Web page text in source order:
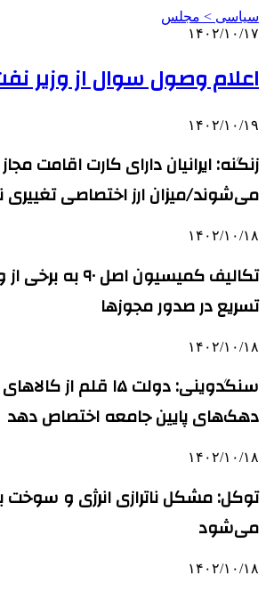
سیاسی > مجلس
۱۴۰۲/۱۰/۱۷
اعلام وصول سوال از وزیر
۱۴۰۲/۱۰/۱۹
زنگنه: ایرانیان دارای کارت اقامت
می‌شوند/میزان ارز اختصاصی تغییری
۱۴۰۲/۱۰/۱۸
تکالیف کمیسیون
تسریع در صدور مجوزها
۱۴۰۲/۱۰/۱۸
سنگدوینی: دولت ۱۵ قلم
دهک‌های پایین جامعه اختصاص دهد
۱۴۰۲/۱۰/۱۸
توکل: مشکل ناترازی انرژی و سوخت
می‌شود
۱۴۰۲/۱۰/۱۸